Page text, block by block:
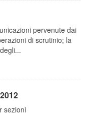
pervenute dai
di scrutinio; la
sezioni